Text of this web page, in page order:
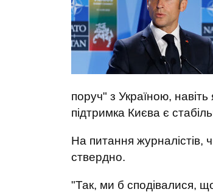
поруч" з Україною,
підтримка Києва є
На питання журналістів,
ствердно.
"Так, ми б сподівалися,